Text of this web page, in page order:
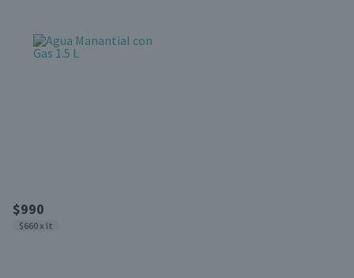
$990
$660 x lt